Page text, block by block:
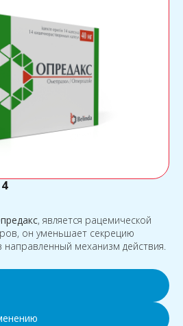
, является рацемической
он уменьшает секрецию
направленный механизм действия.